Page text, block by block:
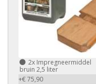
2x Impregneermiddel
bruin 2,5 liter
+€ 75,90